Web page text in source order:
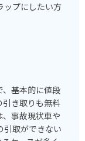
ップにしたい方
、基本的に値段
引き取りも無料
事故現状車や
引取ができない